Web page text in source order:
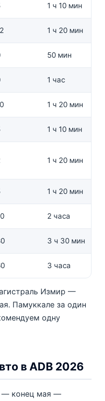
1 ч 10 мин
1 ч 20 мин
50 мин
1 час
1 ч 20 мин
1 ч 10 мин
1 ч 20 мин
1 ч 20 мин
2 часа
3 ч 30 мин
3 часа
Измир —
Памуккале за один
одну
в ADB 2026
— конец мая —